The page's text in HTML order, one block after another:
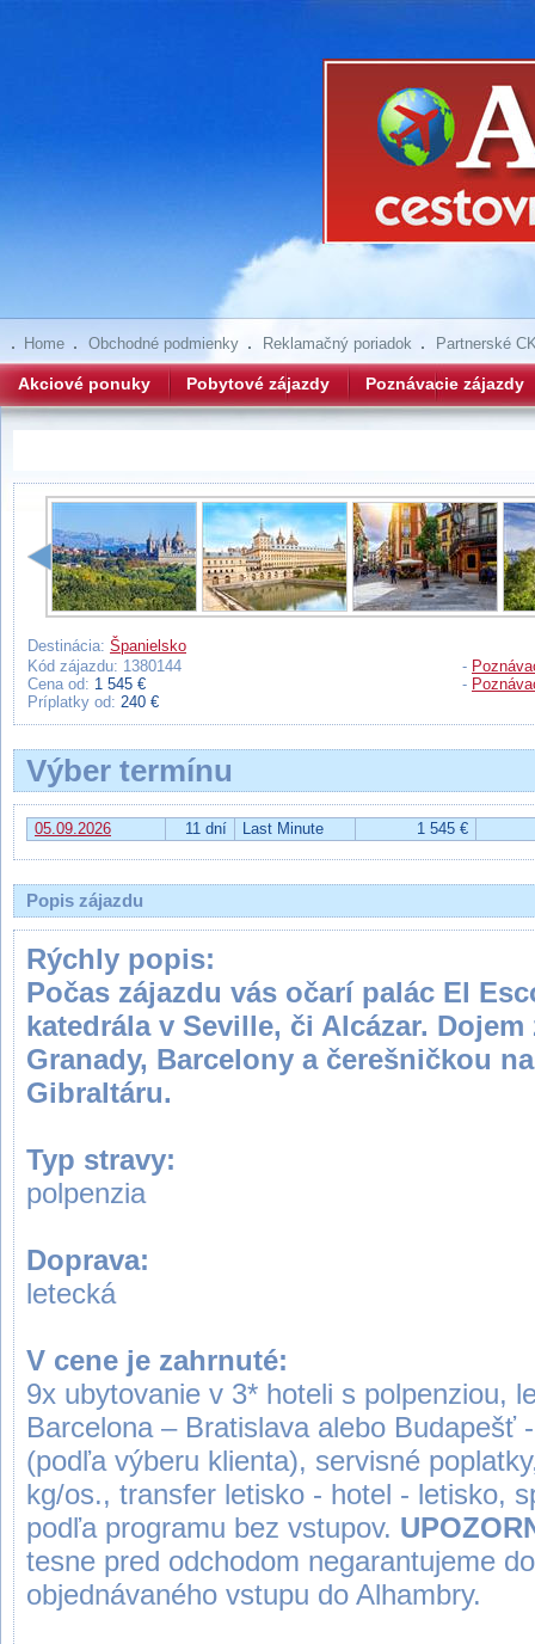
Home Obchodné podmienky Reklamačný poriadok Partnerské
Akciové ponuky Pobytové zájazdy Poznávacie zájazdy
Destinácia: Španielsko
Kód zájazdu: 1380144
Cena od: 1 545 €
Príplatky od: 240 €
-
-
Výber termínu
05.09.2026 11 dní Last Minute 1 545 €
Popis zájazdu
Rýchly popis:
Počas zájazdu vás očarí palác El
katedrála v Seville, či Alcázar.
Granady, Barcelony a čerešničkou
Gibraltáru.
Typ stravy:
polpenzia
Doprava:
letecká
V cene je zahrnuté:
9x ubytovanie v 3* hoteli s polpenziou,
Barcelona – Bratislava alebo Budapešť
(podľa výberu klienta), servisné
kg/os., transfer letisko - hotel - letisko,
podľa programu bez vstupov.
tesne pred odchodom negarantujeme
objednávaného vstupu do Alhambry.